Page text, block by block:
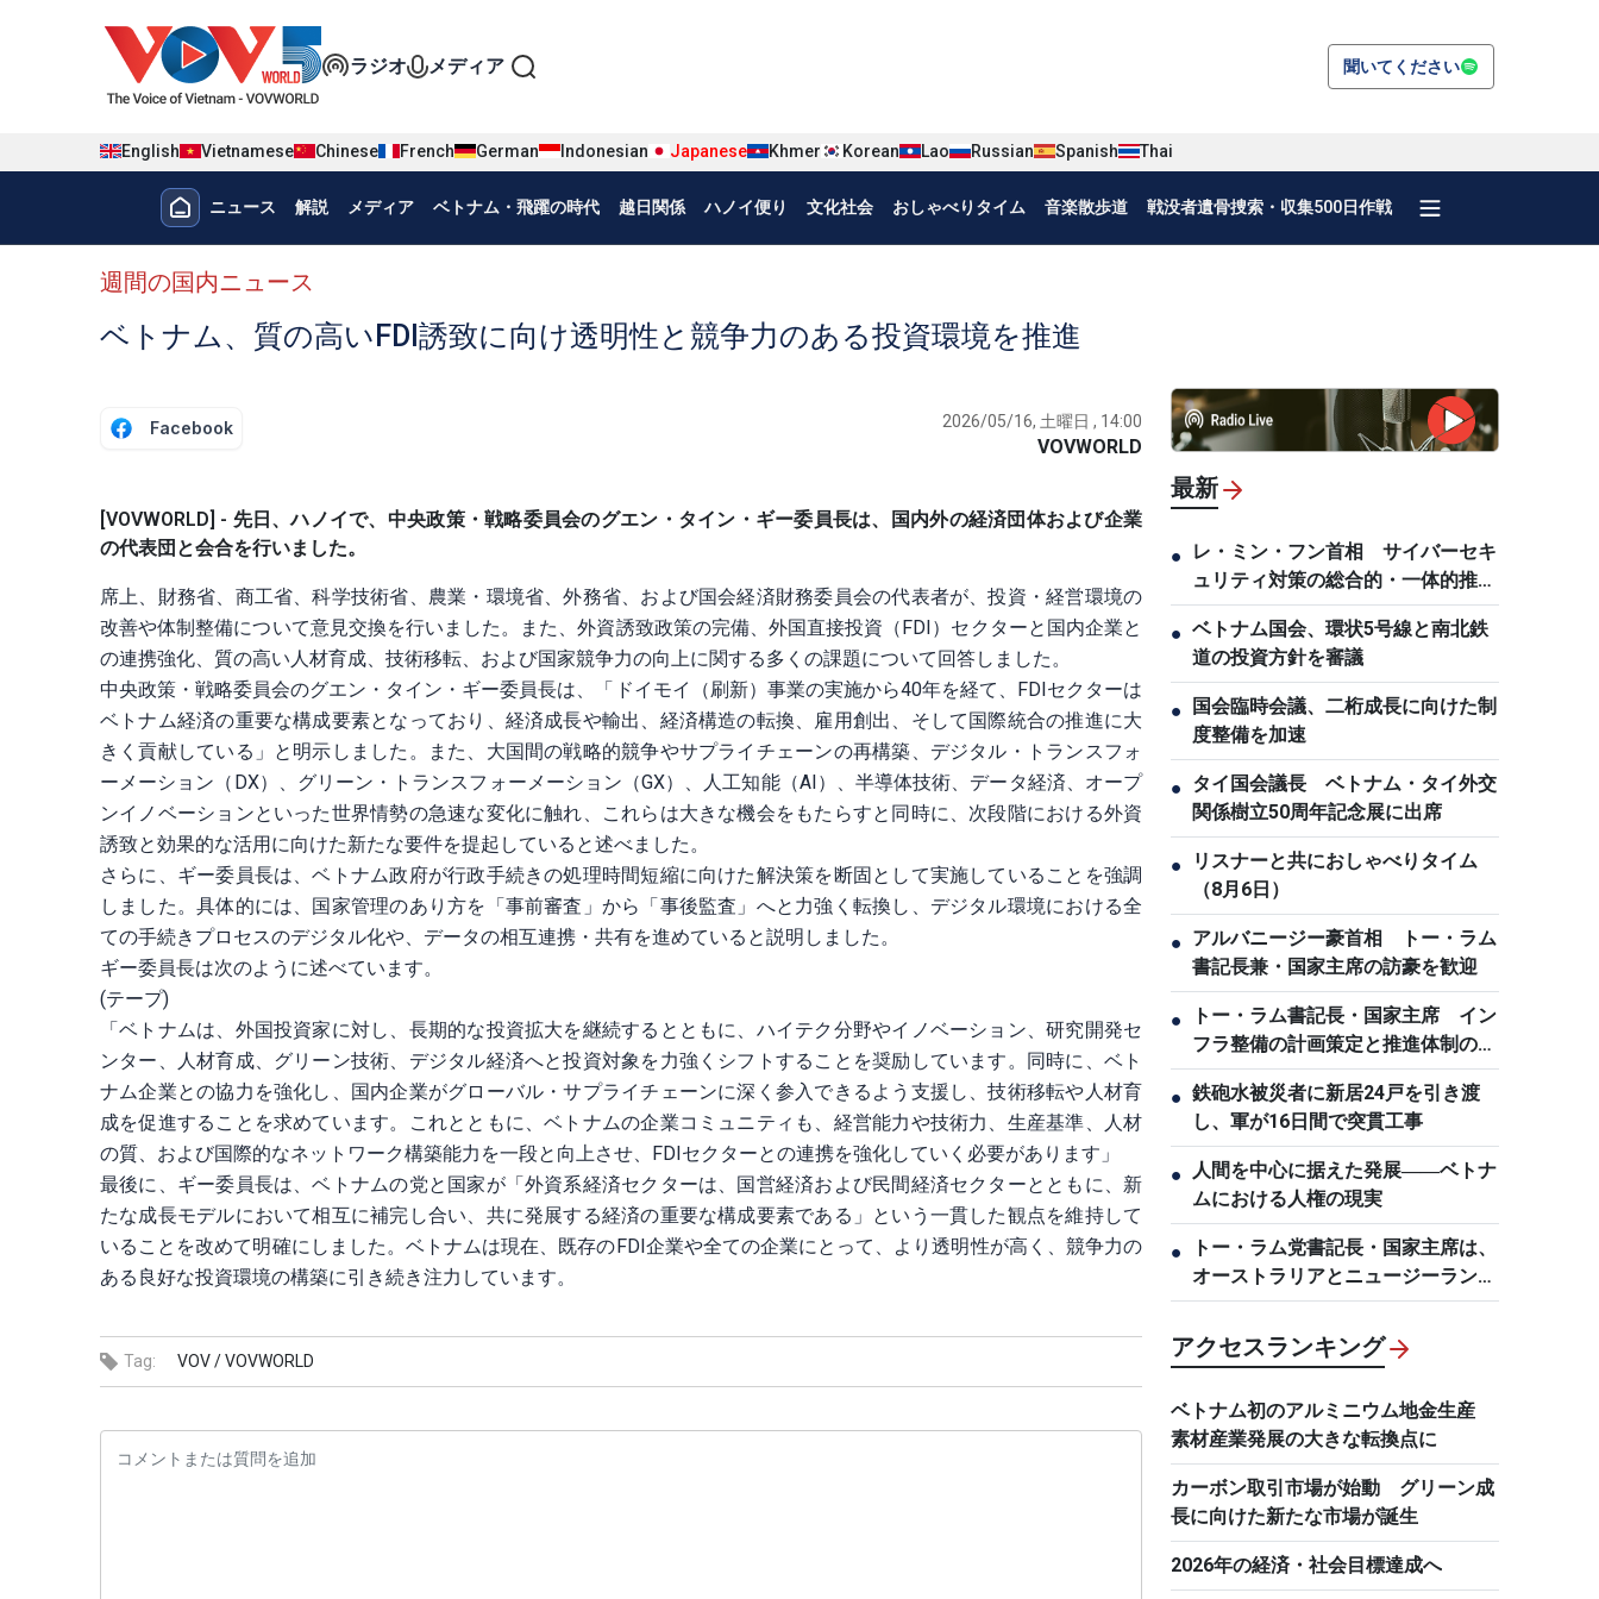
Đa phương tiện tiếng Nhật
ラジオ メディア 聞いてください
English Vietnamese Chinese French German Indonesian Japanese Khmer Korean Lao Russian Spanish Thai
Menu trang chủ tiếng nhật
ニュース 解説 メディア ベトナム・飛躍の時代 越日関係 ハノイ便り 文化社会 おしゃべりタイム 音楽散歩道 戦没者遺骨捜索・収集500日作戦
menu phụ tiếng Nhật
週間の国内ニュース
ベトナム、質の高いFDI誘致に向け透明性と競争力のある投資環境を推進
Facebook 2026/05/16, 土曜日 , 14:00
VOVWORLD
[VOVWORLD] - 先日、ハノイで、中央政策・戦略委員会のグエン・タイン・ギー委員長は、国内外の経済団体および企業
の代表団と会合を行いました。
席上、財務省、商工省、科学技術省、農業・環境省、外務省、および国会経済財務委員会の代表者が、投資・経営環境の
改善や体制整備について意見交換を行いました。また、外資誘致政策の完備、外国直接投資（FDI）セクターと国内企業と
の連携強化、質の高い人材育成、技術移転、および国家競争力の向上に関する多くの課題について回答しました。
中央政策・戦略委員会のグエン・タイン・ギー委員長は、「ドイモイ（刷新）事業の実施から40年を経て、FDIセクターは
ベトナム経済の重要な構成要素となっており、経済成長や輸出、経済構造の転換、雇用創出、そして国際統合の推進に大
きく貢献している」と明示しました。また、大国間の戦略的競争やサプライチェーンの再構築、デジタル・トランスフォ
ーメーション（DX）、グリーン・トランスフォーメーション（GX）、人工知能（AI）、半導体技術、データ経済、オープ
ンイノベーションといった世界情勢の急速な変化に触れ、これらは大きな機会をもたらすと同時に、次段階における外資
誘致と効果的な活用に向けた新たな要件を提起していると述べました。
さらに、ギー委員長は、ベトナム政府が行政手続きの処理時間短縮に向けた解決策を断固として実施していることを強調
しました。具体的には、国家管理のあり方を「事前審査」から「事後監査」へと力強く転換し、デジタル環境における全
ての手続きプロセスのデジタル化や、データの相互連携・共有を進めていると説明しました。
ギー委員長は次のように述べています。
(テープ)
「ベトナムは、外国投資家に対し、長期的な投資拡大を継続するとともに、ハイテク分野やイノベーション、研究開発セ
ンター、人材育成、グリーン技術、デジタル経済へと投資対象を力強くシフトすることを奨励しています。同時に、ベト
ナム企業との協力を強化し、国内企業がグローバル・サプライチェーンに深く参入できるよう支援し、技術移転や人材育
成を促進することを求めています。これとともに、ベトナムの企業コミュニティも、経営能力や技術力、生産基準、人材
の質、および国際的なネットワーク構築能力を一段と向上させ、FDIセクターとの連携を強化していく必要があります」
最後に、ギー委員長は、ベトナムの党と国家が「外資系経済セクターは、国営経済および民間経済セクターとともに、新
たな成長モデルにおいて相互に補完し合い、共に発展する経済の重要な構成要素である」という一貫した観点を維持して
いることを改めて明確にしました。ベトナムは現在、既存のFDI企業や全ての企業にとって、より透明性が高く、競争力の
ある良好な投資環境の構築に引き続き注力しています。
Tag: VOV /VOVWORLD
最新
●
レ・ミン・フン首相 サイバーセキ
ュリティ対策の総合的・一体的推進
を指示
● ベトナム国会、環状5号線と南北鉄
道の投資方針を審議
●
国会臨時会議、二桁成長に向けた制
度整備を加速
● タイ国会議長 ベトナム・タイ外交
関係樹立50周年記念展に出席
●
リスナーと共におしゃべりタイム
（8月6日）
● アルバニージー豪首相 トー・ラム
書記長兼・国家主席の訪豪を歓迎
●
トー・ラム書記長・国家主席 イン
フラ整備の計画策定と推進体制の刷
新を要求
● 鉄砲水被災者に新居24戸を引き渡
し、軍が16日間で突貫工事
●
人間を中心に据えた発展――ベトナ
ムにおける人権の現実
●
トー・ラム党書記長・国家主席は、
オーストラリアとニュージーランド
を国賓訪問
アクセスランキング
ベトナム初のアルミニウム地金生産
素材産業発展の大きな転換点に
カーボン取引市場が始動 グリーン成
長に向けた新たな市場が誕生
2026年の経済・社会目標達成へ